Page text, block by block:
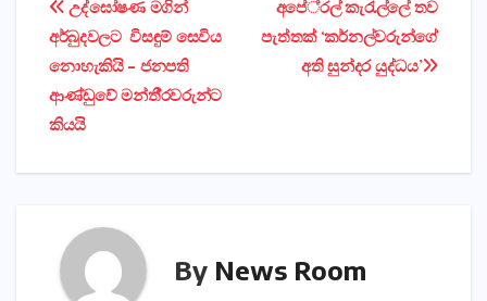
Post
navigation
අපේ‍්‍රල් කැරැල්ලේ තව
පැත්තක් ‘කර්නල්වරුන්ගේ
අති සුන්දර යුද්ධය’
උද්ඝෝෂණ මගින්
අර්බුදවලට විසඳුම් සෙවිය
නොහැකියි – ජනපති
ආණ්ඩුවේ මන්තී‍්‍රවරුන්ට
කියයි
By News Room